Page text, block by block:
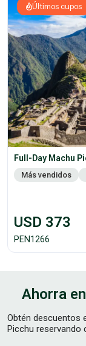
Últimos cupos
Full-Day Machu
Más vendidos
USD 373
PEN1266
Ahorra
Obtén descuentos
Picchu reservando